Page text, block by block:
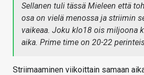
Sellanen tuli tässä Mieleen että
osa on vielä menossa ja striimin
vaikeaa. Joku klo18 ois miljoona
aika. Prime time on 20-22
Striimaaminen viikoittain samaan